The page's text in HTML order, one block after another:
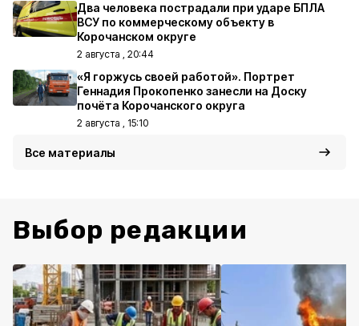
Два человека пострадали при ударе БПЛА
ВСУ по коммерческому объекту в
Корочанском округе
2 августа , 20:44
«Я горжусь своей работой». Портрет
Геннадия Прокопенко занесли на Доску
почёта Корочанского округа
2 августа , 15:10
Все материалы
Выбор редакции